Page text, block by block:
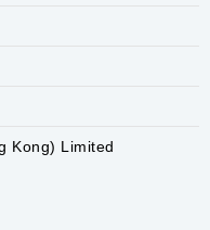
Kong) Limited